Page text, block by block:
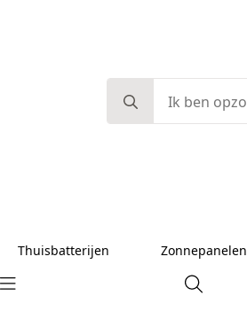
for:
Thuisbatterijen Zonnepanelen